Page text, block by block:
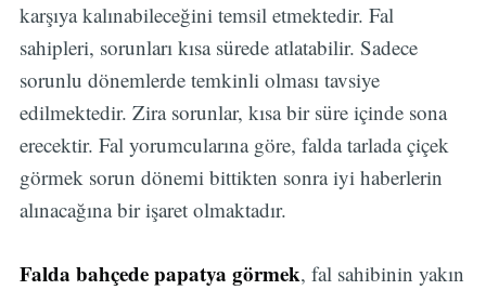
karşıya kalınabileceğini temsil etmektedir. Fal
sahipleri, sorunları kısa sürede atlatabilir. Sadece
sorunlu dönemlerde temkinli olması tavsiye
edilmektedir. Zira sorunlar, kısa bir süre içinde sona
erecektir. Fal yorumcularına göre, falda tarlada çiçek
görmek sorun dönemi bittikten sonra iyi haberlerin
alınacağına bir işaret olmaktadır.
Falda bahçede papatya görmek, fal sahibinin yakın